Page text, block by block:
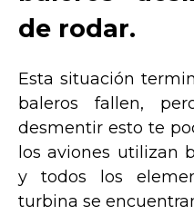
de rodar.
Esta situación
baleros fallen,
desmentir esto te
los aviones utilizan
y todos los
turbina se